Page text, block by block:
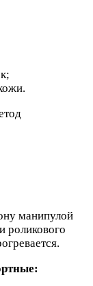
манипулой
роликового